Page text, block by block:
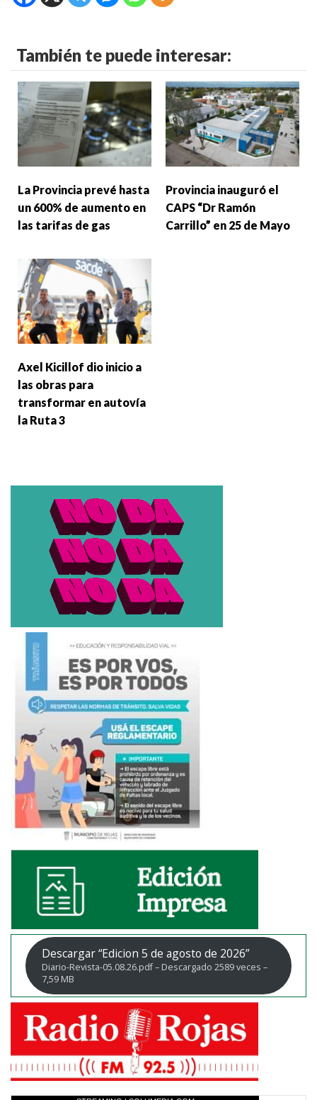
También te puede interesar:
La Provincia prevé hasta
un 600% de aumento en
las tarifas de gas
Provincia inauguró el
CAPS “Dr Ramón
Carrillo” en 25 de Mayo
Axel Kicillof dio inicio a
las obras para
transformar en autovía
la Ruta 3
Descargar “Edicion 5 de agosto de 2026”
Diario-Revista-05.08.26.pdf – Descargado 2589 veces –
7,59 MB